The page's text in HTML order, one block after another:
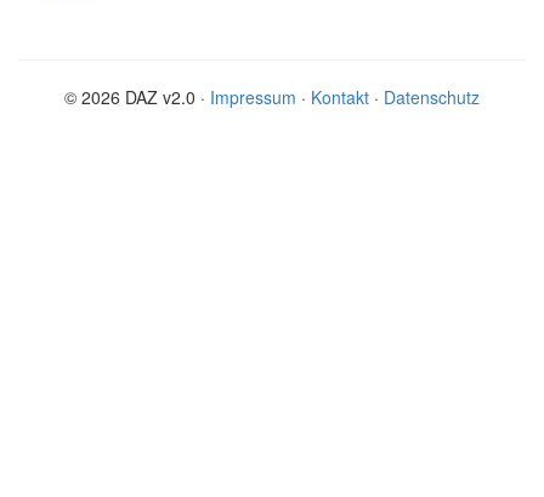
© 2026 DAZ v2.0 · Impressum · Kontakt · Datenschutz